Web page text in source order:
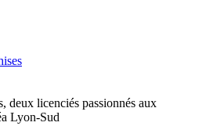
deux licenciés passionnés aux
Lyon-Sud